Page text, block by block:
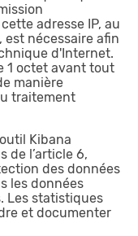
adresse IP, au
nécessaire afin
d'Internet.
1 octet avant tout
manière
traitement
Kibana
de l’article 6,
des données
les données
Les statistiques
et documenter